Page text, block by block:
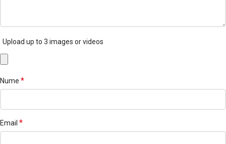
Upload up to 3 images or videos
Nume *
Email *